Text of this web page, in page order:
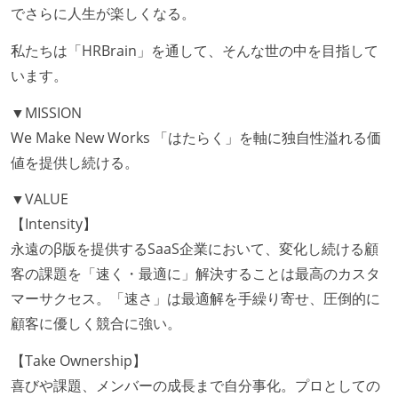
でさらに人生が楽しくなる。
私たちは「HRBrain」を通して、そんな世の中を目指して
います。
▼MISSION
We Make New Works 「はたらく」を軸に独自性溢れる価
値を提供し続ける。
▼VALUE
【Intensity】
永遠のβ版を提供するSaaS企業において、変化し続ける顧
客の課題を「速く・最適に」解決することは最高のカスタ
マーサクセス。「速さ」は最適解を手繰り寄せ、圧倒的に
顧客に優しく競合に強い。
【Take Ownership】
喜びや課題、メンバーの成長まで自分事化。プロとしての